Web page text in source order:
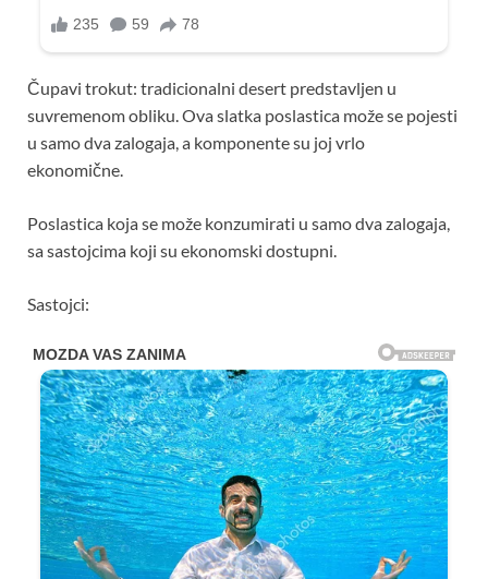
Čupavi trokut: tradicionalni desert predstavljen u
suvremenom obliku. Ova slatka poslastica može se pojesti
u samo dva zalogaja, a komponente su joj vrlo
ekonomične.
Poslastica koja se može konzumirati u samo dva zalogaja,
sa sastojcima koji su ekonomski dostupni.
Sastojci: